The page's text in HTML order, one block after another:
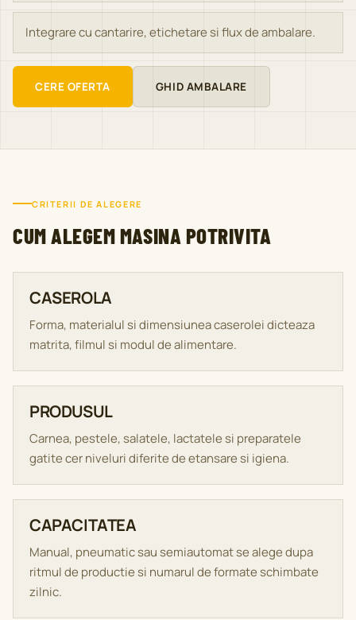
Integrare cu cantarire, etichetare si flux de ambalare.
CERE OFERTA GHID AMBALARE
CRITERII DE ALEGERE
CUM ALEGEM MASINA POTRIVITA
CASEROLA
Forma, materialul si dimensiunea caserolei dicteaza
matrita, filmul si modul de alimentare.
PRODUSUL
Carnea, pestele, salatele, lactatele si preparatele
gatite cer niveluri diferite de etansare si igiena.
CAPACITATEA
Manual, pneumatic sau semiautomat se alege dupa
ritmul de productie si numarul de formate schimbate
zilnic.